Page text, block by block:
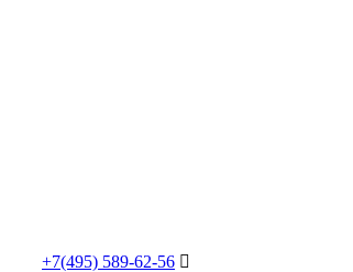
+7(495) 589-62-56 